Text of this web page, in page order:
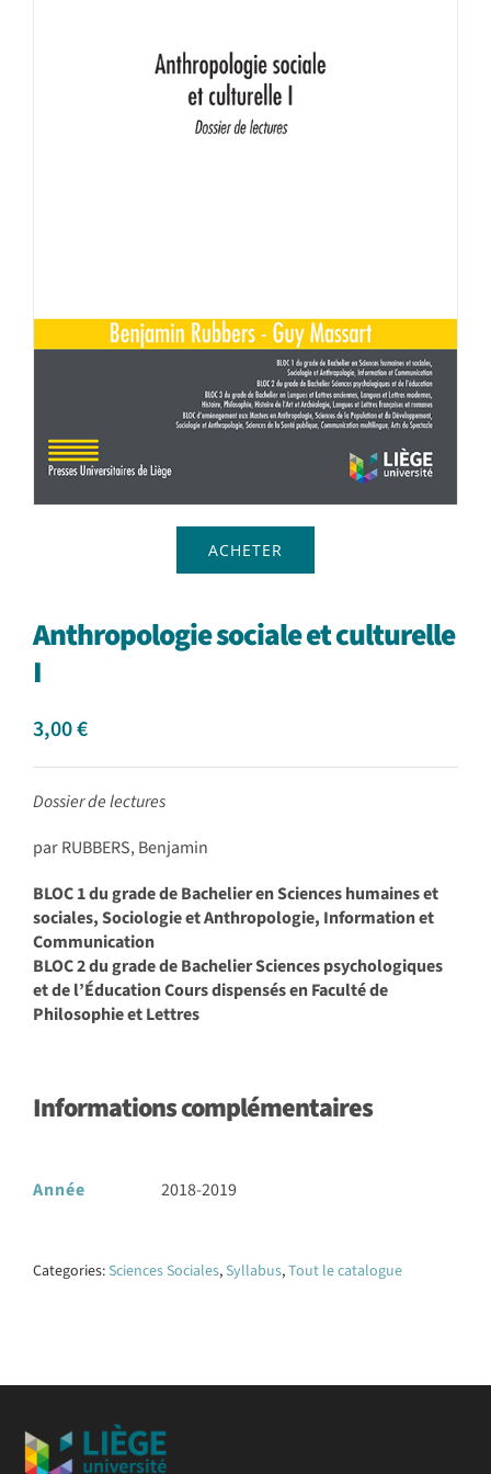
Panier WooCommerce
ACHETER
Anthropologie sociale et culturelle
I
3,00€
Dossier de lectures
par RUBBERS, Benjamin
BLOC 1 du grade de Bachelier en Sciences humaines et
sociales, Sociologie et Anthropologie, Information et
Communication
BLOC 2 du grade de Bachelier Sciences psychologiques
et de l’Éducation Cours dispensés en Faculté de
Philosophie et Lettres
Informations complémentaires
Année 2018-2019
Categories:Sciences Sociales,Syllabus,Tout le catalogue